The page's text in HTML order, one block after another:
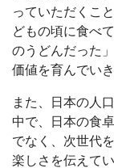
っていただくこ
どもの頃に食べ
のうどんだった
価値を育んでい
また、日本の人
中で、日本の食
でなく、次世代
楽しさを伝えて